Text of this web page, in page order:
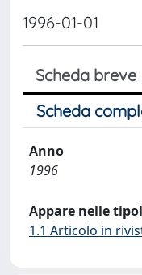
1996-01-01
Scheda breve
Scheda
Anno
1996
Appare nelle
1.1 Articolo in